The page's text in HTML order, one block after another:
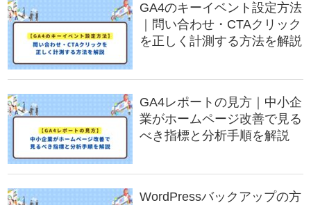
GA4のキーイベント設定方法
｜問い合わせ・CTAクリック
を正しく計測する方法を解説
GA4レポートの見方｜中小企
業がホームページ改善で見る
べき指標と分析手順を解説
WordPressバックアップの方